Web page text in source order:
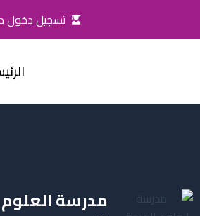
المحتوى
تسجيل دخول
مدرسة